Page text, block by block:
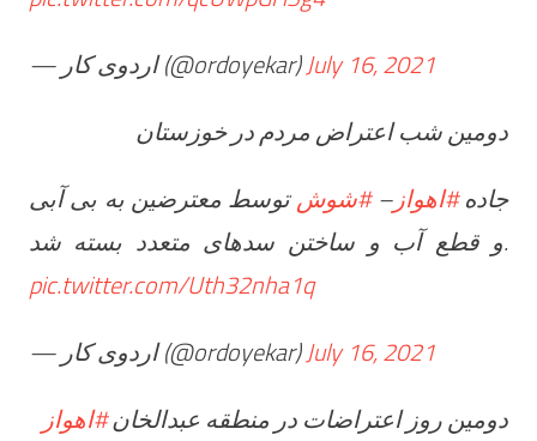
— اردوی کار (@ordoyekar)July 16, 2021
دومین شب اعتراض مردم در خوزستان
جاده#اهواز–#شوشتوسط معترضين به بى آبى
و قطع آب و ساختن سدهاى متعدد بسته شد.
pic.twitter.com/Uth32nha1q
— اردوی کار (@ordoyekar)July 16, 2021
دومین روز اعتراضات در منطقه عبدالخان#اهواز